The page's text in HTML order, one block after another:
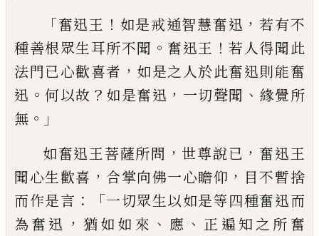
「奮迅王 ！ 如是戒通智慧奮迅 ，若有不
種善根眾生耳所不聞 。 奮迅王 ！若人得聞此
法門已心歡喜者 ， 如是之人於此奮迅則能奮
迅 。何以故 ？ 如是奮迅 ， 一切聲聞 、 緣覺所
無 。」
如奮迅王菩薩所問 ， 世尊說已 ， 奮迅王
聞心生歡喜 ， 合掌向佛一心瞻仰 ， 目不暫捨
而作是言 ：「一切眾生以如是等四種奮迅而
為奮 迅 ， 猶如如來 、 應 、 正遍知之所奮